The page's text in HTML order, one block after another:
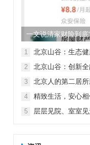
一文说清家财险到底
1
北京山谷：生态
2
北京山谷：创新
3
北京人的第二居
4
精致生活，安心
5
层层见院、室室